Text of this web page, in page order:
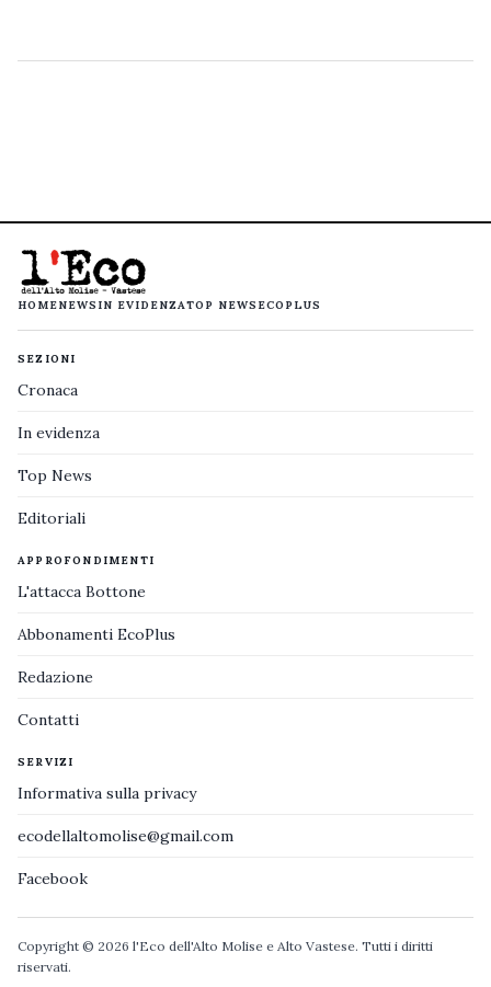
HOMENEWS IN EVIDENZATOP NEWS ECOPLUS
SEZIONI
Cronaca
In evidenza
Top News
Editoriali
APPROFONDIMENTI
L'attacca Bottone
Abbonamenti EcoPlus
Redazione
Contatti
SERVIZI
Informativa sulla privacy
ecodellaltomolise@gmail.com
Facebook
Copyright © 2026 l'Eco dell'Alto Molise e Alto Vastese. Tutti i diritti
riservati.